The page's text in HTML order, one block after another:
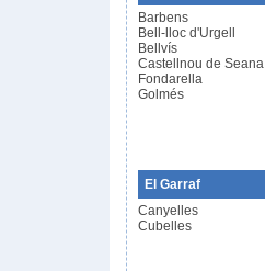
Barbens
Bell-lloc d'Urgell
Bellvís
Castellnou de Seana
Fondarella
Golmés
El Garraf
Canyelles
Cubelles